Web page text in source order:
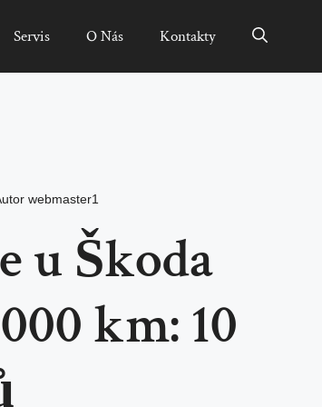
Servis O Nás Kontakty
webmaster1
u Škoda
km: 10